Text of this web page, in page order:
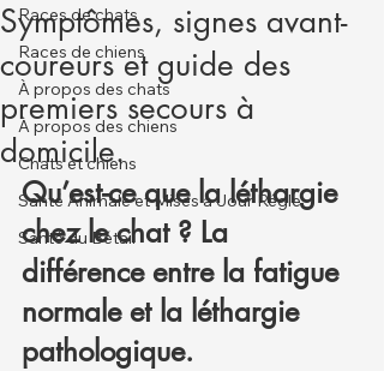
Races de chats
Races de chiens
À propos des chats
À propos des chiens
Chats et chiens
Santé Animale et Mises à Jour Régle
Santé du Bétail
Symptômes, signes avant-
coureurs et guide des
premiers secours à
domicile.
Qu’est-ce que la léthargie
chez le chat ? La
différence entre la fatigue
normale et la léthargie
pathologique.